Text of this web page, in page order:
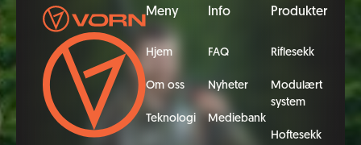
Meny
Hjem
Om oss
Teknologi
Info
FAQ
Nyheter
Mediebank
Produkter
Riflesekk
Modulært
system
Hoftesekk